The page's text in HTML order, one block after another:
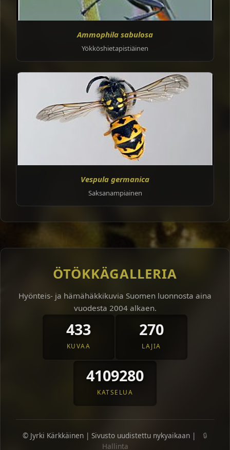
Ammophila sabulosa
Yökköshietapistiäinen
Vespula germanica
Saksanampiainen
ÖTÖKKÄGALLERIA
Hyönteis- ja hämähäkkikuvia Suomen luonnosta aina
vuodesta 2004 alkaen.
433
KUVAA
270
LAJIA
4109280
KATSELUA
© Jyrki Kärkkäinen | Sivusto uudistettu nykyaikaan |
🔒
Hallinta